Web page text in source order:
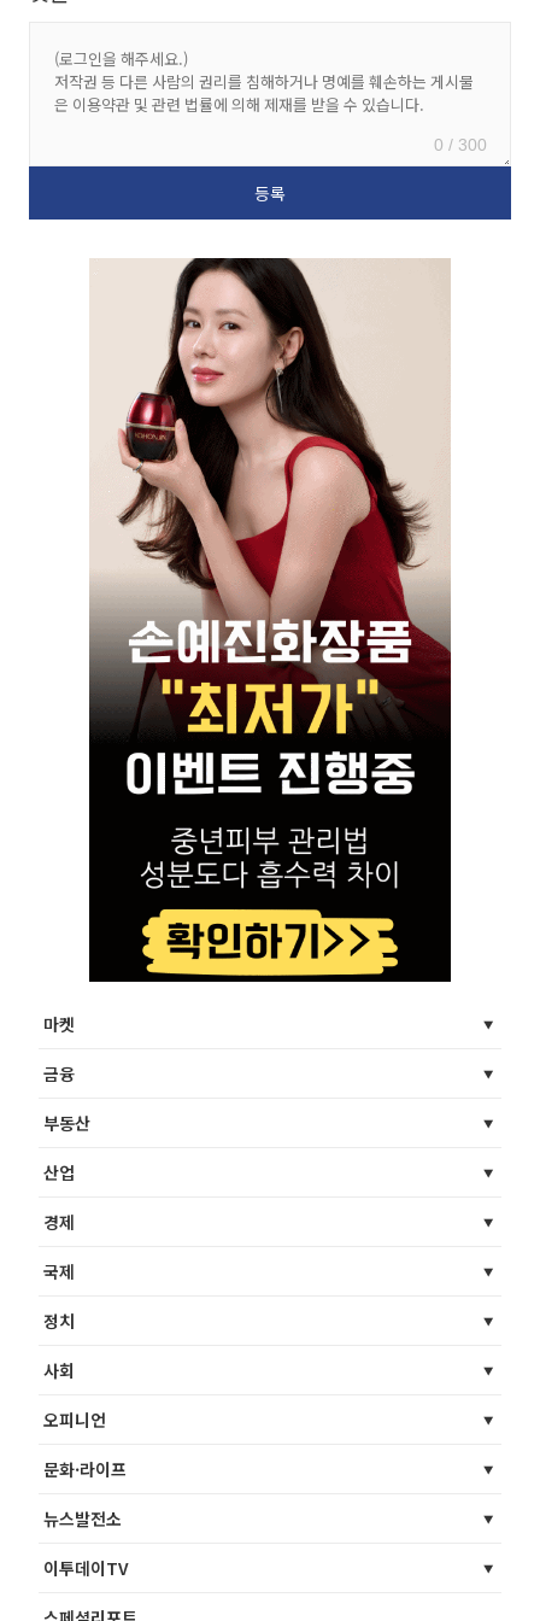
0 / 300
마켓
금융
부동산
산업
경제
국제
정치
사회
오피니언
문화·라이프
뉴스발전소
이투데이TV